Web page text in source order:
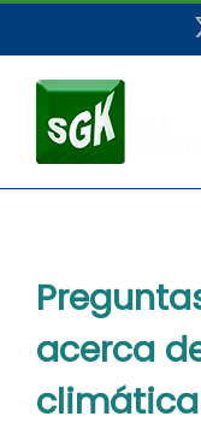
contenido
acerca
climática